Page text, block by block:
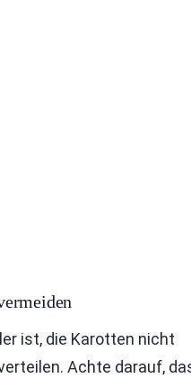
ist, die Karotten nicht
Achte darauf,